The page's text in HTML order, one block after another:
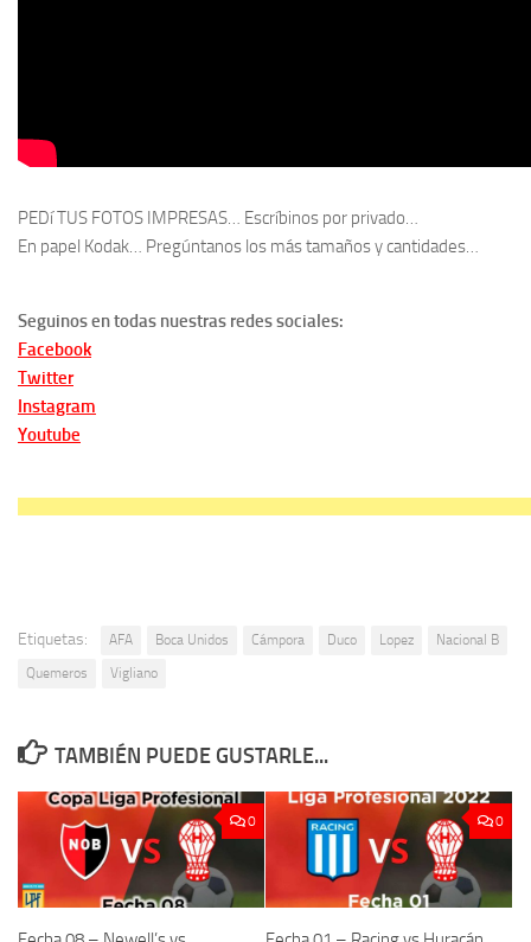
PEDí TUS FOTOS IMPRESAS… Escríbinos por privado…
En papel Kodak… Pregúntanos los más tamaños y cantidades…
Seguinos en todas nuestras redes sociales:
Facebook
Twitter
Instagram
Youtube
Etiquetas: AFA Boca Unidos Cámpora Duco Lopez
Nacional B
Quemeros
Vigliano
TAMBIÉN PUEDE GUSTARLE...
0 0